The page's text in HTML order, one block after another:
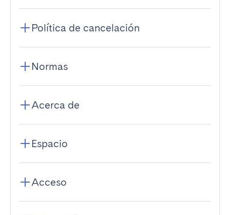
Política de cancelación
Normas
Acerca de
Espacio
Acceso